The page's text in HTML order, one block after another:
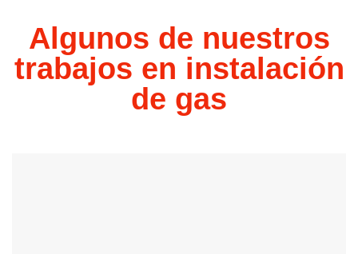
Algunos de nuestros
trabajos en instalación
de gas